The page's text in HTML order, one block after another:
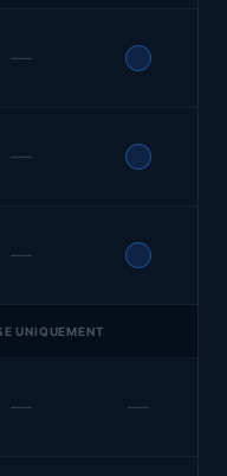
—
—
—
UNIQUEMENT
— —